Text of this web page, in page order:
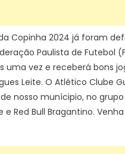
Copinha 2024 já foram
Paulista de Futebol
uma vez e receberá bons
Leite. O Atlético Clube
nosso munícipio, no
e Red Bull Bragantino.